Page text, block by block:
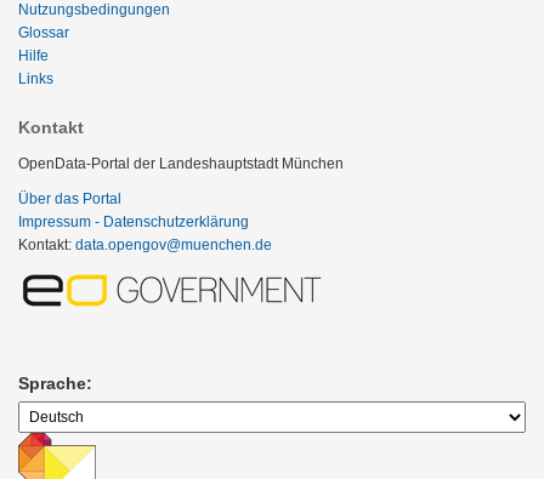
Nutzungsbedingungen
Glossar
Hilfe
Links
Kontakt
OpenData-Portal der Landeshauptstadt München
Über das Portal
Impressum - Datenschutzerklärung
Kontakt: data.opengov@muenchen.de
Sprache